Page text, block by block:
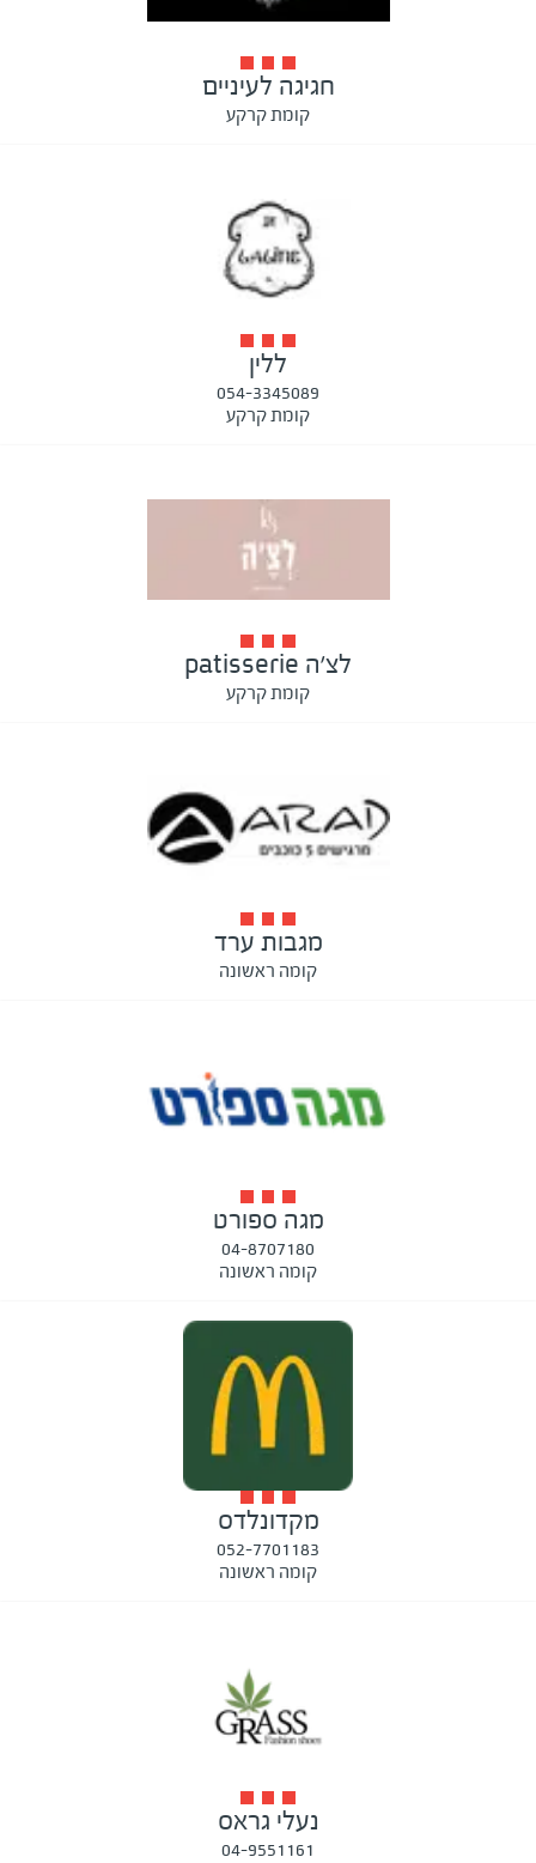
חגיגה לעיניים
קומת קרקע
ללין
054-3345089
קומת קרקע
לצ׳ה patisserie
קומת קרקע
מגבות ערד
קומה ראשונה
מגה ספורט
04-8707180
קומה ראשונה
מקדונלדס
052-7701183
קומה ראשונה
נעלי גראס
04-9551161